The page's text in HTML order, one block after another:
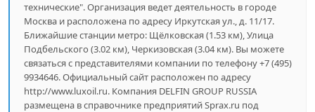
технические". Организация ведет деятельность в городе
Москва и расположена по адресу Иркутская ул., д. 11/17.
Ближайшие станции метро: Щёлковская (1.53 км), Улица
Подбельского (3.02 км), Черкизовская (3.04 км). Вы можете
связаться с представителями компании по телефону +7 (495)
9934646. Официальный сайт расположен по адресу
http://www.luxoil.ru. Компания DELFIN GROUP RUSSIA
размещена в справочнике предприятий Sprax.ru под